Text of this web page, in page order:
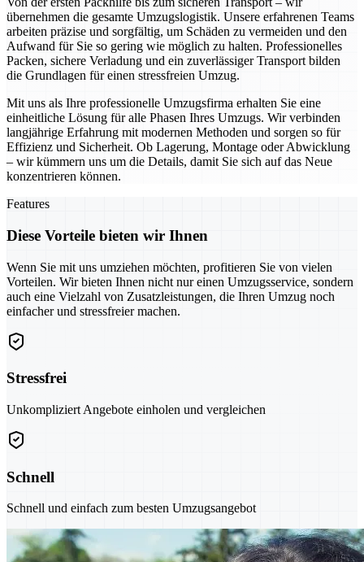
übernehmen die gesamte Umzugslogistik. Unsere erfahrenen Teams
arbeiten präzise und sorgfältig, um Schäden zu vermeiden und den
Aufwand für Sie so gering wie möglich zu halten. Professionelles
Packen, sichere Verladung und ein zuverlässiger Transport bilden
die Grundlagen für einen stressfreien Umzug.
Mit uns als Ihre professionelle Umzugsfirma erhalten Sie eine
einheitliche Lösung für alle Phasen Ihres Umzugs. Wir verbinden
langjährige Erfahrung mit modernen Methoden und sorgen so für
Effizienz und Sicherheit. Ob Lagerung, Montage oder Abwicklung
– wir kümmern uns um die Details, damit Sie sich auf das Neue
konzentrieren können.
Features
Diese Vorteile bieten wir Ihnen
Wenn Sie mit uns umziehen möchten, profitieren Sie von vielen
Vorteilen. Wir bieten Ihnen nicht nur einen Umzugsservice, sondern
auch eine Vielzahl von Zusatzleistungen, die Ihren Umzug noch
einfacher und stressfreier machen.
Stressfrei
Unkompliziert Angebote einholen und vergleichen
Schnell
Schnell und einfach zum besten Umzugsangebot